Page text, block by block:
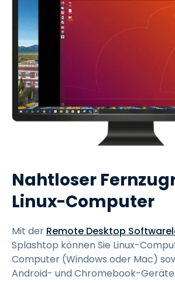
Nahtloser
Linux-Computer
Mit der Remote Desktop
Splashtop können Sie Linux-
Computer (Windows oder Mac)
Android- und Chromebook-